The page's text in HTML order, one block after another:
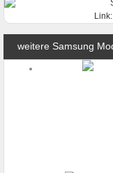
Link:
weitere Samsung